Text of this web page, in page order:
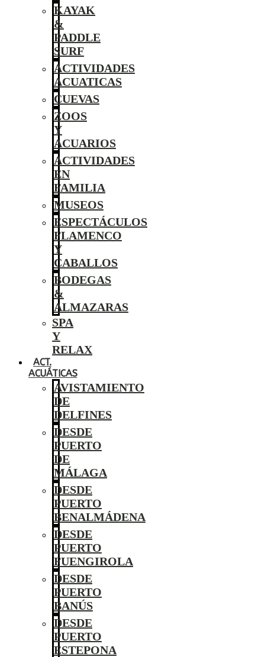
KAYAK
&
PADDLE
SURF
ACTIVIDADES
ACUATICAS
CUEVAS
ZOOS
Y
ACUARIOS
ACTIVIDADES
EN
FAMILIA
MUSEOS
ESPECTÁCULOS
FLAMENCO
Y
CABALLOS
BODEGAS
&
ALMAZARAS
SPA
Y
RELAX
ACT.
ACUÁTICAS
AVISTAMIENTO
DE
DELFINES
DESDE
PUERTO
DE
MÁLAGA
DESDE
PUERTO
BENALMÁDENA
DESDE
PUERTO
FUENGIROLA
DESDE
PUERTO
BANÚS
DESDE
PUERTO
ESTEPONA